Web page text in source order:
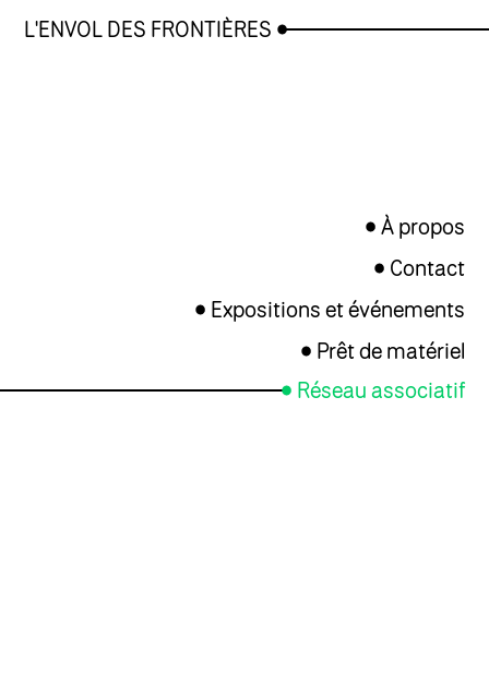
L'ENVOL DES FRONTIÈRES
À propos
Contact
Expositions et événements
Prêt de matériel
Réseau associatif